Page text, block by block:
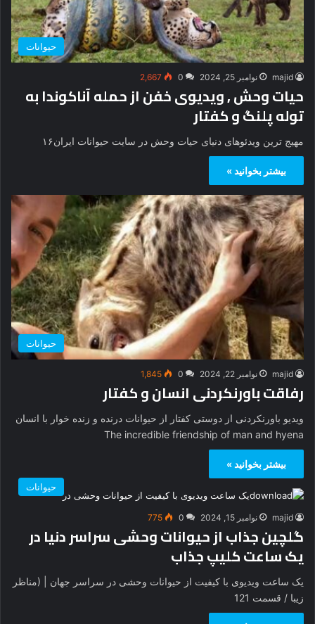
حیوانات
majid نوامبر 25, 2024 0
2,667
حیات وحش , ویدیوی خفن از حمله آناکوندا به
توله پلنگ و کفتار
مهیج ترین ویدئوهای دنیای حیات وحش در سایت حیوانات ایران۱۶
بیشتر بخوانید »
حیوانات
majid نوامبر 22, 2024 0
1,845
رفاقت باورنکردنی انسان و کفتار
ویدیو باورنکردنی از دوستی کفتار از حیوانات درنده و زنده خوار با انسان
The incredible friendship of man and hyena
بیشتر بخوانید »
حیوانات
majid نوامبر 15, 2024 0
775
گلچین جذاب از حیوانات وحشی سراسر دنیا در
یک ساعت کلیپ جذاب
یک ساعت ویدیوی با کیفیت از حیوانات وحشی در سراسر جهان | (مناظر
زیبا / قسمت 121